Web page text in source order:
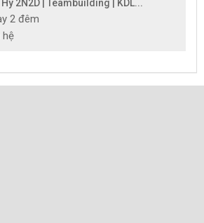
2N2D | Teambuilding | KDL...
2 đêm
hệ